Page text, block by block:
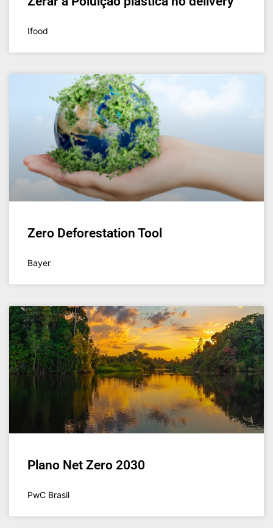
Ifood
Zero Deforestation Tool
Bayer
Plano Net Zero 2030
PwC Brasil